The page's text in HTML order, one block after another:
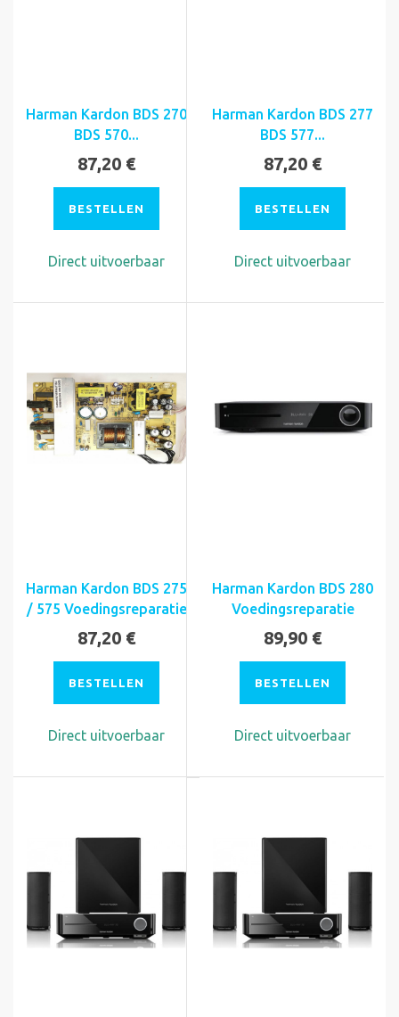
Harman Kardon BDS 270
BDS 570...
87,20 €
BESTELLEN
Direct uitvoerbaar
Harman Kardon BDS 277
BDS 577...
87,20 €
BESTELLEN
Direct uitvoerbaar
Harman Kardon BDS 275
/ 575 Voedingsreparatie
87,20 €
BESTELLEN
Direct uitvoerbaar
Harman Kardon BDS 280
Voedingsreparatie
89,90 €
BESTELLEN
Direct uitvoerbaar